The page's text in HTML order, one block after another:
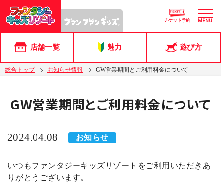
チケット予約 MENU
店舗一覧 魅力 遊び方
総合トップ お知らせ情報 GW営業期間とご利用料金について
GW営業期間とご利用料金について
2024.04.08 お知らせ
いつもファンタジーキッズリゾートをご利用いただきあ
りがとうございます。